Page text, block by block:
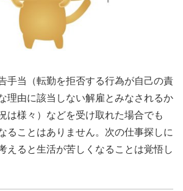
手当（転勤を拒否する行為が自己の責
理由に該当しない解雇とみなされるか
は様々）などを受け取れた場合でも
ることはありません。次の仕事探しに
えると生活が苦しくなることは覚悟し